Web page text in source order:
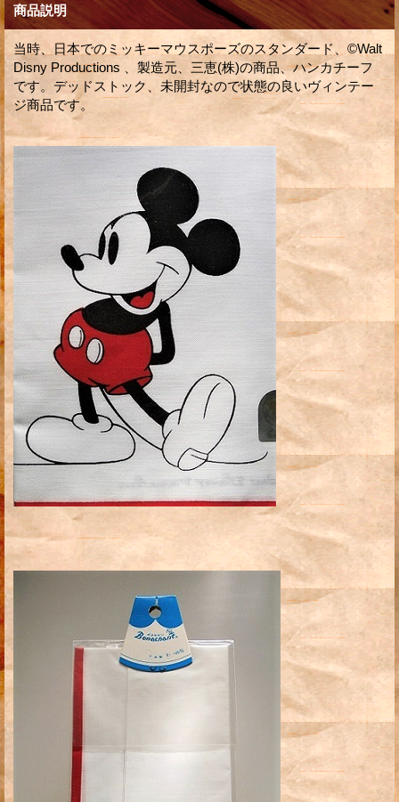
商品説明
当時、日本でのミッキーマウスポーズのスタンダード、©Walt
Disny Productions 、製造元、三恵(株)の商品、ハンカチーフ
です。デッドストック、未開封なので状態の良いヴィンテー
ジ商品です。